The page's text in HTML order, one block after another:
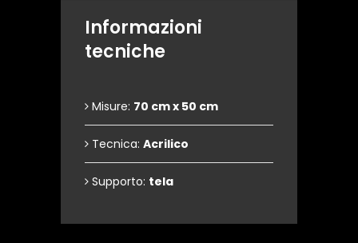
Informazioni
tecniche
Misure: 70 cm x 50 cm
Tecnica: Acrilico
Supporto: tela